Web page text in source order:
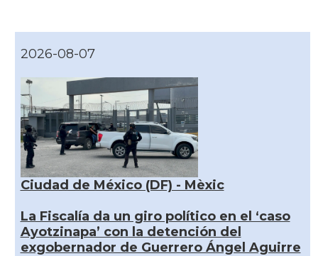
2026-08-07
Ciudad de México (DF) - Mèxic
La Fiscalía da un giro político en el ‘caso
Ayotzinapa’ con la detención del
exgobernador de Guerrero Ángel Aguirre